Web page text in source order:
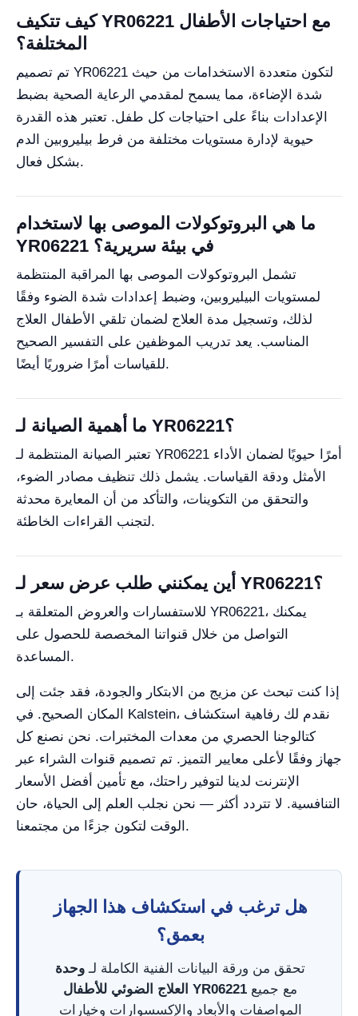
كيف تتكيف YR06221 مع احتياجات الأطفال
المختلفة؟
تم تصميم YR06221 لتكون متعددة الاستخدامات من حيث
شدة الإضاءة، مما يسمح لمقدمي الرعاية الصحية بضبط
الإعدادات بناءً على احتياجات كل طفل. تعتبر هذه القدرة
حيوية لإدارة مستويات مختلفة من فرط بيليروبين الدم
بشكل فعال.
ما هي البروتوكولات الموصى بها لاستخدام
YR06221 في بيئة سريرية؟
تشمل البروتوكولات الموصى بها المراقبة المنتظمة
لمستويات البيليروبين، وضبط إعدادات شدة الضوء وفقًا
لذلك، وتسجيل مدة العلاج لضمان تلقي الأطفال العلاج
المناسب. يعد تدريب الموظفين على التفسير الصحيح
للقياسات أمرًا ضروريًا أيضًا.
ما أهمية الصيانة لـ YR06221؟
تعتبر الصيانة المنتظمة لـ YR06221 أمرًا حيويًا لضمان الأداء
الأمثل ودقة القياسات. يشمل ذلك تنظيف مصادر الضوء،
والتحقق من التكوينات، والتأكد من أن المعايرة محدثة
لتجنب القراءات الخاطئة.
أين يمكنني طلب عرض سعر لـ YR06221؟
للاستفسارات والعروض المتعلقة بـ YR06221، يمكنك
التواصل من خلال قنواتنا المخصصة للحصول على
المساعدة.
إذا كنت تبحث عن مزيج من الابتكار والجودة، فقد جئت إلى
المكان الصحيح. في Kalstein، نقدم لك رفاهية استكشاف
كتالوجنا الحصري من معدات المختبرات. نحن نصنع كل
جهاز وفقًا لأعلى معايير التميز. تم تصميم قنوات الشراء عبر
الإنترنت لدينا لتوفير راحتك، مع تأمين أفضل الأسعار
التنافسية. لا تتردد أكثر — نحن نجلب العلم إلى الحياة، حان
الوقت لتكون جزءًا من مجتمعنا.
هل ترغب في استكشاف هذا الجهاز
بعمق؟
تحقق من ورقة البيانات الفنية الكاملة لـ وحدة
العلاج الضوئي للأطفال YR06221
المواصفات والأبعاد والإكسسوارات وخيارات